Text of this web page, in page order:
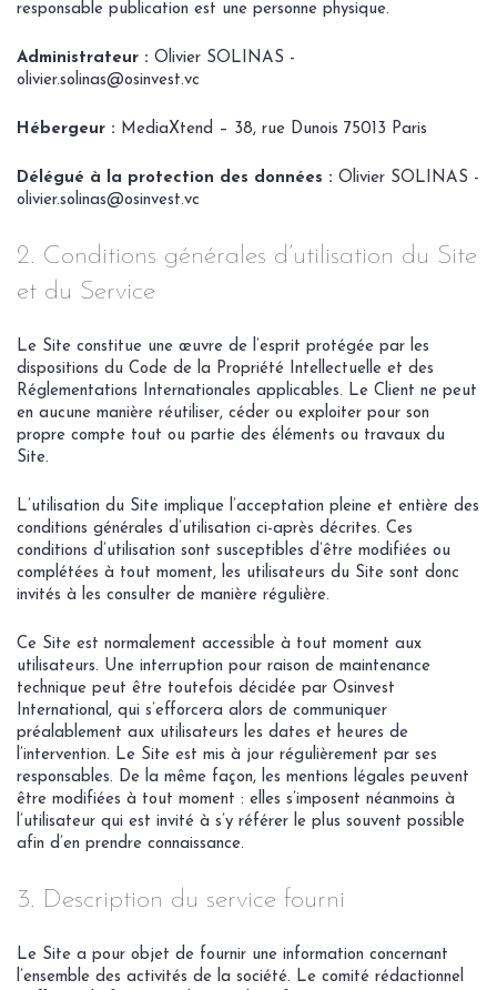
responsable publication est une personne physique.
Administrateur : Olivier SOLINAS -
olivier.solinas@osinvest.vc
Hébergeur : MediaXtend – 38, rue Dunois 75013 Paris
Délégué à la protection des données : Olivier SOLINAS -
olivier.solinas@osinvest.vc
2. Conditions générales d’utilisation du Site
et du Service
Le Site constitue une œuvre de l’esprit protégée par les
dispositions du Code de la Propriété Intellectuelle et des
Réglementations Internationales applicables. Le Client ne peut
en aucune manière réutiliser, céder ou exploiter pour son
propre compte tout ou partie des éléments ou travaux du
Site.
L’utilisation du Site implique l’acceptation pleine et entière des
conditions générales d’utilisation ci-après décrites. Ces
conditions d’utilisation sont susceptibles d’être modifiées ou
complétées à tout moment, les utilisateurs du Site sont donc
invités à les consulter de manière régulière.
Ce Site est normalement accessible à tout moment aux
utilisateurs. Une interruption pour raison de maintenance
technique peut être toutefois décidée par Osinvest
International, qui s’efforcera alors de communiquer
préalablement aux utilisateurs les dates et heures de
l’intervention. Le Site est mis à jour régulièrement par ses
responsables. De la même façon, les mentions légales peuvent
être modifiées à tout moment : elles s’imposent néanmoins à
l’utilisateur qui est invité à s’y référer le plus souvent possible
afin d’en prendre connaissance.
3. Description du service fourni
Le Site a pour objet de fournir une information concernant
l’ensemble des activités de la société. Le comité rédactionnel